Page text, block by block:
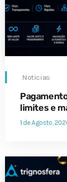
Noticias
limites e
1 de Agosto,